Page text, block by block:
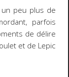
peu plus de
parfois
de délire
et de Lepic